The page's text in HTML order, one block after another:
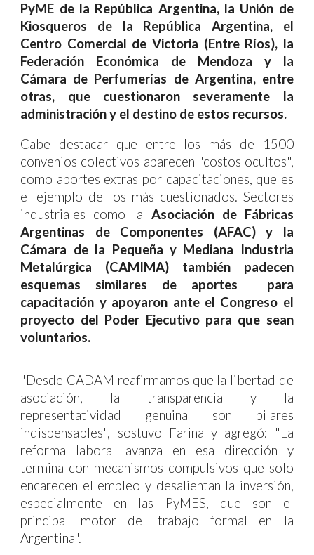
PyME de la República Argentina, la Unión de
Kiosqueros de la República Argentina, el
Centro Comercial de Victoria (Entre Ríos), la
Federación Económica de Mendoza y la
Cámara de Perfumerías de Argentina, entre
otras, que cuestionaron severamente la
administración y el destino de estos recursos.
Cabe destacar que entre los más de 1500
convenios colectivos aparecen "costos ocultos",
como aportes extras por capacitaciones, que es
el ejemplo de los más cuestionados. Sectores
industriales como la Asociación de Fábricas
Argentinas de Componentes (AFAC) y la
Cámara de la Pequeña y Mediana Industria
Metalúrgica (CAMIMA) también padecen
esquemas similares de aportes para
capacitación y apoyaron ante el Congreso el
proyecto del Poder Ejecutivo para que sean
voluntarios.
"Desde CADAM reafirmamos que la libertad de
asociación, la transparencia y la
representatividad genuina son pilares
indispensables", sostuvo Farina y agregó: "La
reforma laboral avanza en esa dirección y
termina con mecanismos compulsivos que solo
encarecen el empleo y desalientan la inversión,
especialmente en las PyMES, que son el
principal motor del trabajo formal en la
Argentina".